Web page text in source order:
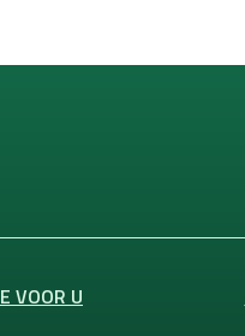
VOOR U